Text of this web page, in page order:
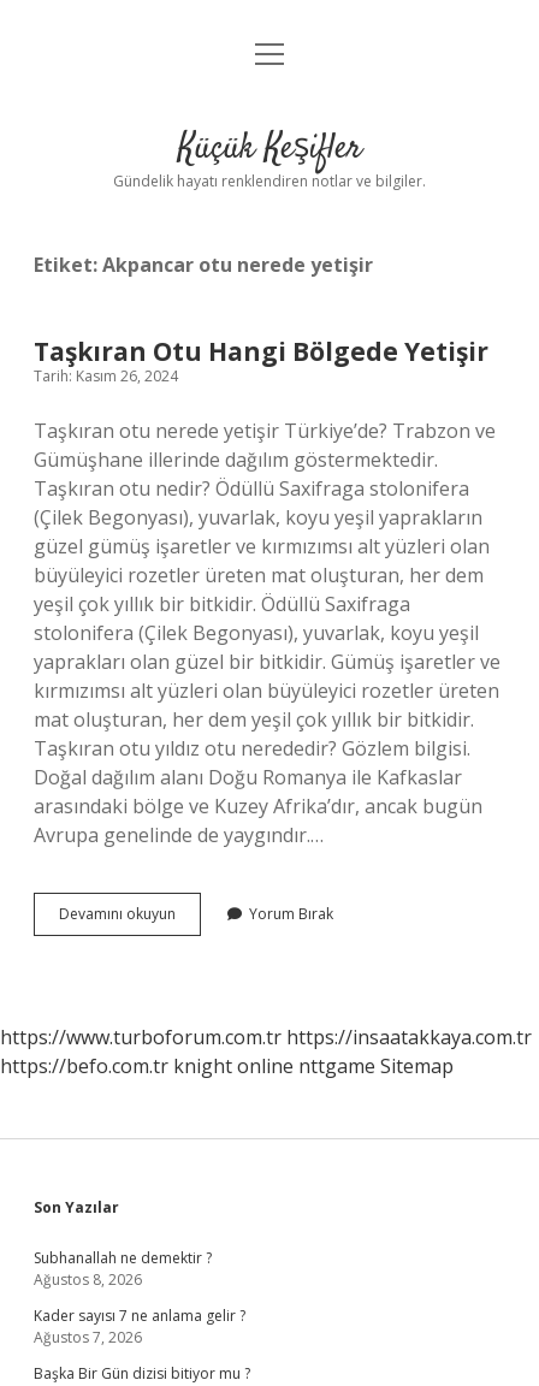
Anasayfa
Yasal Uyarı
menüyü
Küçük Keşifler
Gündelik hayatı renklendiren notlar ve bilgiler.
Etiket:Akpancar otu nerede yetişir
Taşkıran Otu Hangi Bölgede Yetişir
Tarih: Kasım 26, 2024
Taşkıran otu nerede yetişir Türkiye’de? Trabzon ve
Gümüşhane illerinde dağılım göstermektedir.
Taşkıran otu nedir? Ödüllü Saxifraga stolonifera
(Çilek Begonyası), yuvarlak, koyu yeşil yaprakların
güzel gümüş işaretler ve kırmızımsı alt yüzleri olan
büyüleyici rozetler üreten mat oluşturan, her dem
yeşil çok yıllık bir bitkidir. Ödüllü Saxifraga
stolonifera (Çilek Begonyası), yuvarlak, koyu yeşil
yaprakları olan güzel bir bitkidir. Gümüş işaretler ve
kırmızımsı alt yüzleri olan büyüleyici rozetler üreten
mat oluşturan, her dem yeşil çok yıllık bir bitkidir.
Taşkıran otu yıldız otu nerededir? Gözlem bilgisi.
Doğal dağılım alanı Doğu Romanya ile Kafkaslar
arasındaki bölge ve Kuzey Afrika’dır, ancak bugün
Avrupa genelinde de yaygındır.…
Devamını okuyun Taşkıran
Otu
Yorum Bırak
https://www.turboforum.com.tr https://insaatakkaya.com.tr
https://befo.com.tr knight online nttgame Sitemap
Sidebar
Son Yazılar
Subhanallah ne demektir ?
Ağustos 8, 2026
Kader sayısı 7 ne anlama gelir ?
Ağustos 7, 2026
Başka Bir Gün dizisi bitiyor mu ?